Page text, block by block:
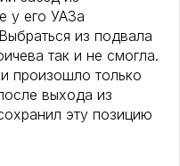
у его УАЗа
из подвала
так и не смогла.
произошло только
выхода из
эту позицию